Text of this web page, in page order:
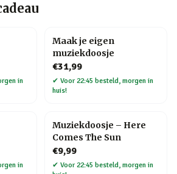
in
Maak je eigen
muziekdoosje
€31,99
✔ Voor 22:45 besteld, morgen in
huis!
in
Muziekdoosje – Here
Comes The Sun
€9,99
✔ Voor 22:45 besteld, morgen in